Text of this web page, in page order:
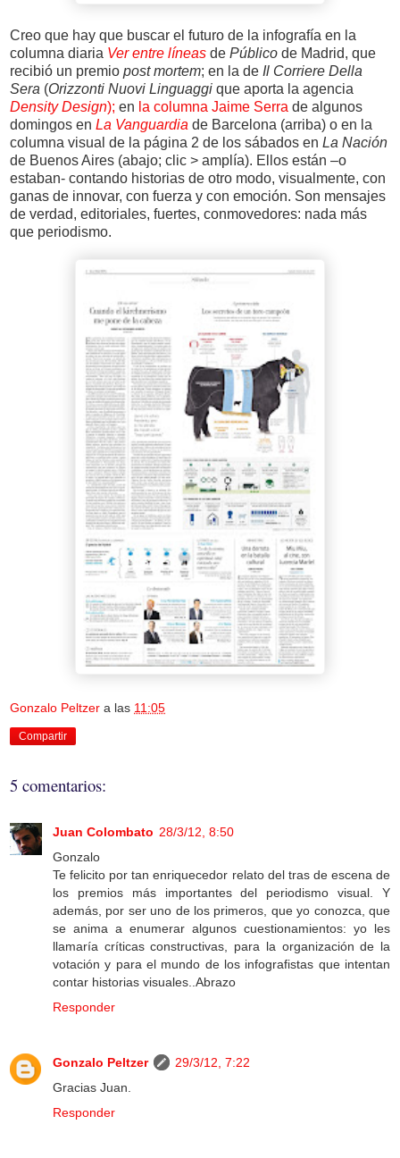
Creo que hay que buscar el futuro de la infografía en la
columna diaria Ver entre líneas de Público de Madrid, que
recibió un premio post mortem; en la de Il Corriere Della
Sera (Orizzonti Nuovi Linguaggi que aporta la agencia
Density Design); en la columna Jaime Serra de algunos
domingos en La Vanguardia de Barcelona (arriba) o en la
columna visual de la página 2 de los sábados en La Nación
de Buenos Aires (abajo; clic > amplía). Ellos están –o
estaban- contando historias de otro modo, visualmente, con
ganas de innovar, con fuerza y con emoción. Son mensajes
de verdad, editoriales, fuertes, conmovedores: nada más
que periodismo.
Gonzalo Peltzer a las 11:05
Compartir
5 comentarios:
Juan Colombato 28/3/12, 8:50
Gonzalo
Te felicito por tan enriquecedor relato del tras de escena de
los premios más importantes del periodismo visual. Y
además, por ser uno de los primeros, que yo conozca, que
se anima a enumerar algunos cuestionamientos: yo les
llamaría críticas constructivas, para la organización de la
votación y para el mundo de los infografistas que intentan
contar historias visuales..Abrazo
Responder
Gonzalo Peltzer
29/3/12, 7:22
Gracias Juan.
Responder